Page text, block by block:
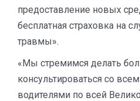
предоставление новых
бесплатная страховка на
травмы».
«Мы стремимся делать
консультироваться со
водителями по всей